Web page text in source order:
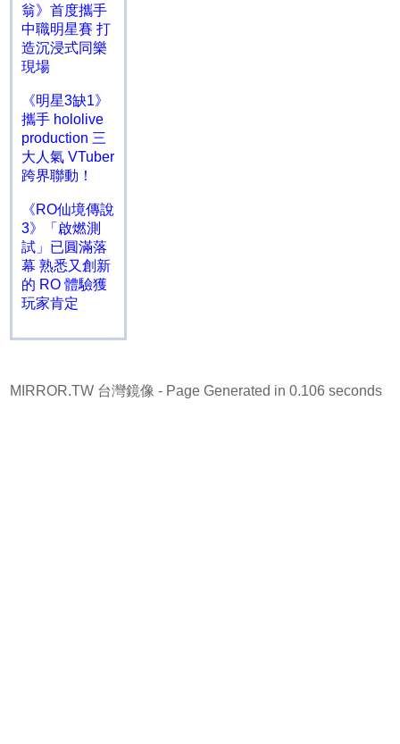
翁》首度攜手
中職明星賽 打
造沉浸式同樂
現場
《明星3缺1》
攜手 hololive
production 三
大人氣 VTuber
跨界聯動！
《RO仙境傳說
3》「啟燃測
試」已圓滿落
幕 熟悉又創新
的 RO 體驗獲
玩家肯定
MIRROR.TW 台灣鏡像 - Page Generated in 0.106 seconds